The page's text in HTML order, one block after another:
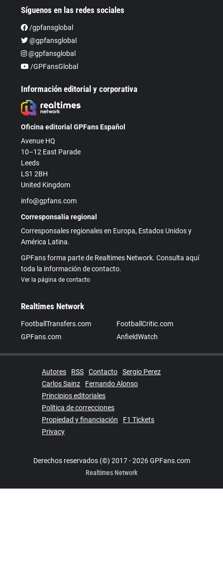
Síguenos en las redes sociales
/gpfansglobal
@gpfansglobal
@gpfansglobal
/GPFansGlobal
Información editorial y corporativa
Oficina editorial GPFans Español
Avenue HQ
10–12 East Parade
Leeds
LS1 2BH
United Kingdom
info@gpfans.com
Corresponsalía regional
Corresponsales regionales en Europa, Estados Unidos y
América Latina.
GPFans forma parte de Realtimes Network. Consulta aquí
toda la información de contacto.
Ver la página de contacto
Realtimes Network
FootballTransfers.com
FootballCritic.com
GPFans.com
AnfieldWatch
Autores RSS Contacto
Sergio Perez
Carlos Sainz
Fernando Alonso
Principios editoriales
Política de correcciones
Propiedad y financiación
F1 Tickets
Privacy
Derechos reservados (©) 2017 - 2026 GPFans.com
Realtimes Network